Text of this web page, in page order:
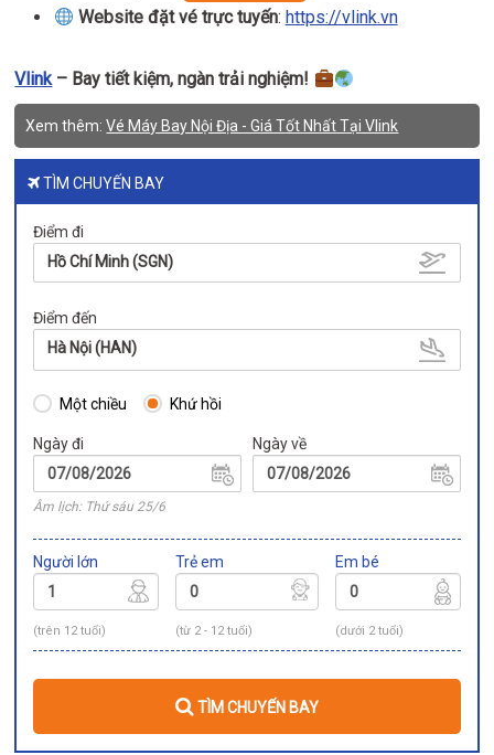
Website đặt vé trực tuyến: https://vlink.vn
Vlink– Bay tiết kiệm, ngàn trải nghiệm!
Xem thêm:Vé Máy Bay Nội Địa - Giá Tốt Nhất Tại Vlink
TÌM CHUYẾN BAY
Điểm đi
Hồ Chí Minh (SGN)
Điểm đến
Hà Nội (HAN)
Một chiều Khứ hồi
Ngày đi
Âm lịch: Thứ sáu 25/6
Ngày về
Người lớn
(trên 12 tuổi)
Trẻ em
(từ 2 - 12 tuổi)
Em bé
(dưới 2 tuổi)
TÌM CHUYẾN BAY